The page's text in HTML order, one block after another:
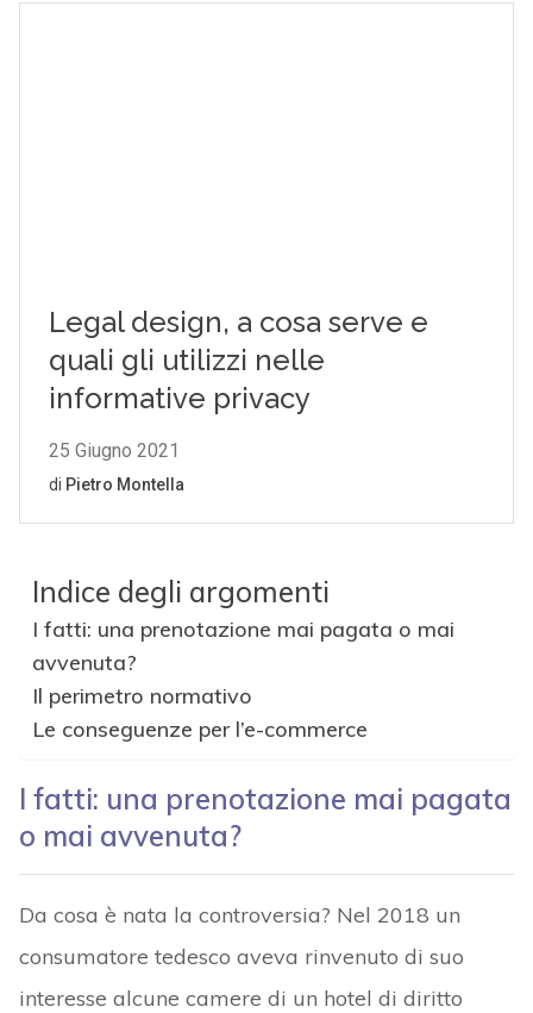
Indice degli argomenti
I fatti: una prenotazione mai pagata o mai
avvenuta?
Il perimetro normativo
Le conseguenze per l’e-commerce
I fatti: una prenotazione mai pagata
o mai avvenuta?
Da cosa è nata la controversia? Nel 2018 un
consumatore tedesco aveva rinvenuto di suo
interesse alcune camere di un hotel di diritto